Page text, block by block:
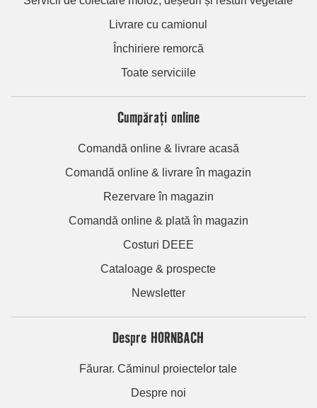
Livrare cu camionul
Închiriere remorcă
Toate serviciile
Cumpărați online
Comandă online & livrare acasă
Comandă online & livrare în magazin
Rezervare în magazin
Comandă online & plată în magazin
Costuri DEEE
Cataloage & prospecte
Newsletter
Despre HORNBACH
Făurar. Căminul proiectelor tale
Despre noi